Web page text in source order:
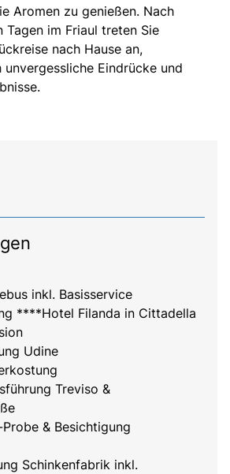
Aromen zu genießen. Nach
Tagen im Friaul treten Sie
nach Hause an,
Eindrücke und
inkl. Basisservice
****Hotel Filanda in Cittadella
Udine
Treviso &
& Besichtigung
Schinkenfabrik inkl.